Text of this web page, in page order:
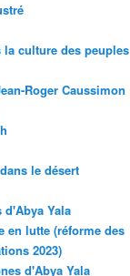
la culture des peuples
Roger Caussimon
le désert
d'Abya Yala
en lutte (réforme des
2023)
d'Abya Yala